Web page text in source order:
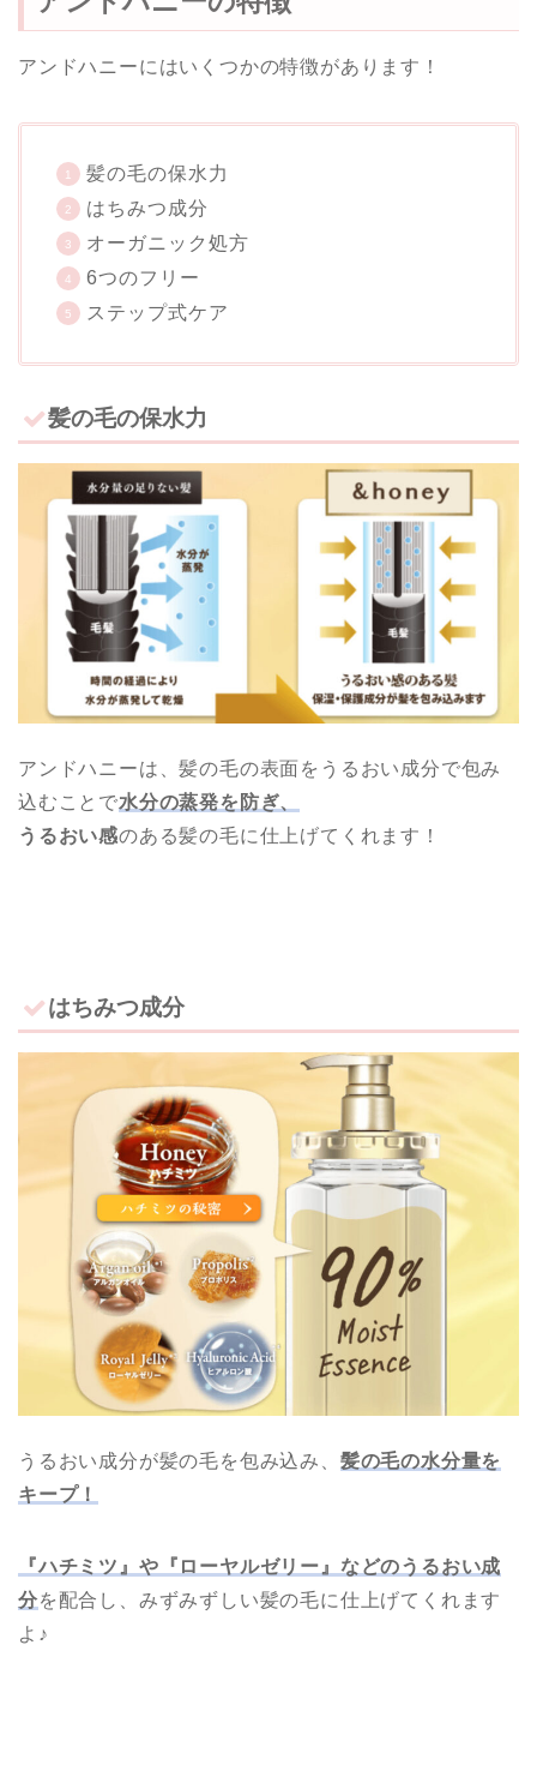
アンドハニーにはいくつかの特徴があります！
髪の毛の保水力
はちみつ成分
オーガニック処方
6つのフリー
ステップ式ケア
髪の毛の保水力
アンドハニーは、髪の毛の表面をうるおい成分で包み
込むことで水分の蒸発を防ぎ、
うるおい感のある髪の毛に仕上げてくれます！
はちみつ成分
うるおい成分が髪の毛を包み込み、 髪の毛の水分量を
キープ！
『ハチミツ』や『ローヤルゼリー』などのうるおい成
分を配合し、みずみずしい髪の毛に仕上げてくれます
よ♪